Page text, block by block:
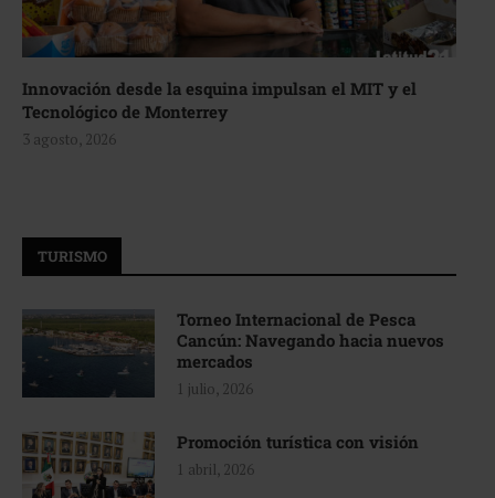
Innovación desde la esquina impulsan el MIT y el
Tecnológico de Monterrey
3 agosto, 2026
TURISMO
Torneo Internacional de Pesca
Cancún: Navegando hacia nuevos
mercados
1 julio, 2026
Promoción turística con visión
1 abril, 2026